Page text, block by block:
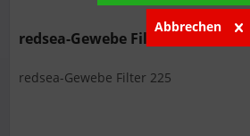
redsea-Gewebe Filter 225
redsea-Gewebe Filter 225
Abbrechen